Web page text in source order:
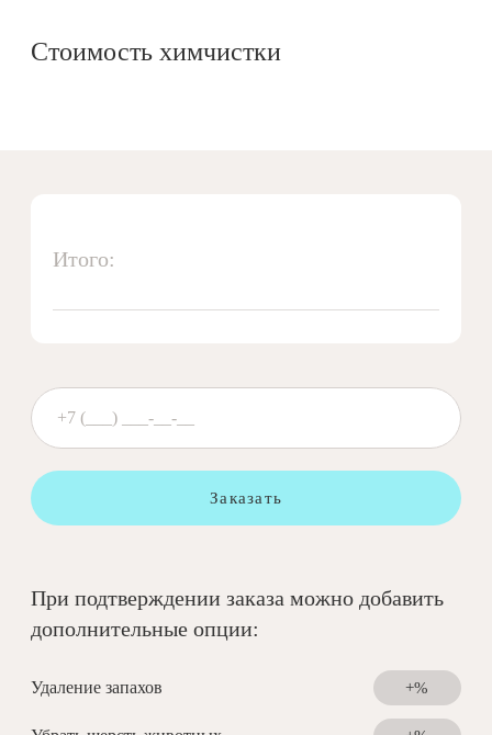
Стоимость химчистки
Итого:
Заказать
При подтверждении заказа можно добавить
дополнительные опции:
Удаление запахов +%